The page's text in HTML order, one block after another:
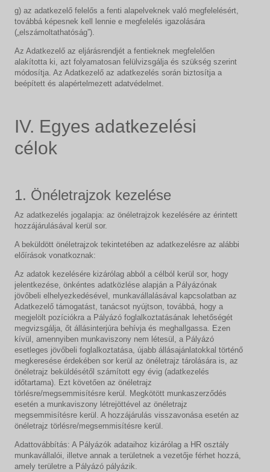
g) az adatkezelő felelős a fenti alapelveknek való megfelelésért,
továbbá képesnek kell lennie e megfelelés igazolására
(„elszámoltathatóság”).
Az Adatkezelő az eljárásrendjét a fentieknek megfelelően
alakította ki, azt folyamatosan felülvizsgálja és szükség szerint
módosítja. Az Adatkezelő az adatkezelés során biztosítja a
beépített és alapértelmezett adatvédelmet.
IV. Egyes adatkezelési
célok
1. Önéletrajzok kezelése
Az adatkezelés jogalapja: az önéletrajzok kezelésére az érintett
hozzájárulásával kerül sor.
A beküldött önéletrajzok tekintetében az adatkezelésre az alábbi
előírások vonatkoznak:
Az adatok kezelésére kizárólag abból a célból kerül sor, hogy
jelentkezése, önkéntes adatközlése alapján a Pályázónak
jövőbeli elhelyezkedésével, munkavállalásával kapcsolatban az
Adatkezelő támogatást, tanácsot nyújtson, továbbá, hogy a
megjelölt pozíciókra a Pályázó foglalkoztatásának lehetőségét
megvizsgálja, őt állásinterjúra behívja és meghallgassa. Ezen
kívül, amennyiben munkaviszony nem létesül, a Pályázó
esetleges jövőbeli foglalkoztatása, újabb állásajánlatokkal történő
megkeresése érdekében sor kerül az önéletrajz tárolására is, az
önéletrajz beküldésétől számított egy évig (adatkezelés
időtartama). Ezt követően az önéletrajz
törlésre/megsemmisítésre kerül. Megkötött munkaszerződés
esetén a munkaviszony létrejöttével az önéletrajz
megsemmisítésre kerül. A hozzájárulás visszavonása esetén az
önéletrajz törlésre/megsemmisítésre kerül.
Adattovábbítás: A Pályázók adataihoz kizárólag a HR osztály
munkavállalói, illetve annak a területnek a vezetője férhet hozzá,
amely területre a Pályázó pályázik.